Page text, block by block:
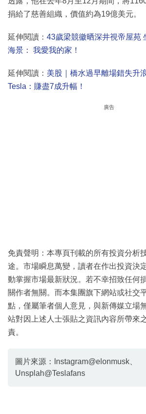
捐給了慈善組織，價值約為19億美元。
延伸閱讀： 43歲梁競徽晒深井視帝屋苑
海景： 我愛我的家！
延伸閱讀： 美股｜橋水過早離場錯失升
Tesla：賺盡7成升幅！
廣告
免責聲明：本專頁刊載的所有投資分析
途。市場瞬息萬變，讀者在作出投資決
動掌握市場最新狀況。若不幸招致任何
關作者無關。而本集團旗下網站或社交
點，僅屬筆者個人意見，與新傳媒立場
站對因上述人士張貼之資訊內容所帶來
責。
圖片來源：Instagram@elonmusk、
Unsplah@Teslafans